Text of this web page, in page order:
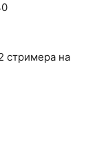
стримера на